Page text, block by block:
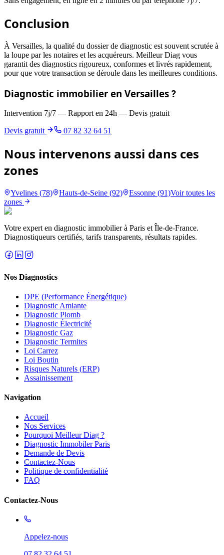
Conclusion
À Versailles, la qualité du dossier de diagnostic est souvent scrutée à
la loupe par les notaires et les acquéreurs. Meilleur Diag vous
garantit des diagnostics rigoureux, conformes et livrés rapidement,
pour que votre transaction se déroule dans les meilleures conditions.
Diagnostic immobilier en Versailles ?
Intervention 7j/7 — Rapport en 24h — Devis gratuit
Devis gratuit 07 82 32 64 51
Nous intervenons aussi dans ces
zones
Yvelines (78) Hauts-de-Seine (92) Essonne (91)Voir toutes les
zones
Votre expert en diagnostic immobilier à Paris et Île-de-France.
Diagnostiqueurs certifiés, tarifs transparents, résultats rapides.
Nos Diagnostics
DPE (Performance Énergétique)
Diagnostic Amiante
Diagnostic Plomb
Diagnostic Électricité
Diagnostic Gaz
Diagnostic Termites
Loi Carrez
Loi Boutin
Risques Naturels (ERP)
Assainissement
Navigation
Accueil
Nos Services
Pourquoi Meilleur Diag ?
Diagnostic Immobiler Paris
Demande de Devis
Contactez-Nous
Politique de confidentialité
FAQ
Contactez-Nous
Appelez-nous